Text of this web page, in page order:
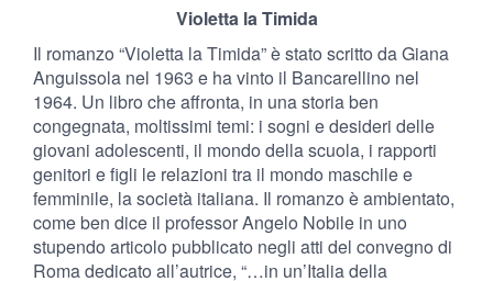
Violetta la Timida
Il romanzo “Violetta la Timida” è stato scritto da Giana
Anguissola nel 1963 e ha vinto il Bancarellino nel
1964. Un libro che affronta, in una storia ben
congegnata, moltissimi temi: i sogni e desideri delle
giovani adolescenti, il mondo della scuola, i rapporti
genitori e figli le relazioni tra il mondo maschile e
femminile, la società italiana. Il romanzo è ambientato,
come ben dice il professor Angelo Nobile in uno
stupendo articolo pubblicato negli atti del convegno di
Roma dedicato all’autrice, “…in un’Italia della